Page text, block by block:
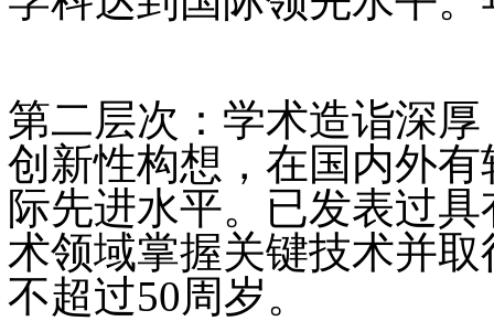
第二层次：学术造诣深
创新性构想，在国内外
际先进水平。已发表过
术领域掌握关键技术并
不超过50周岁。